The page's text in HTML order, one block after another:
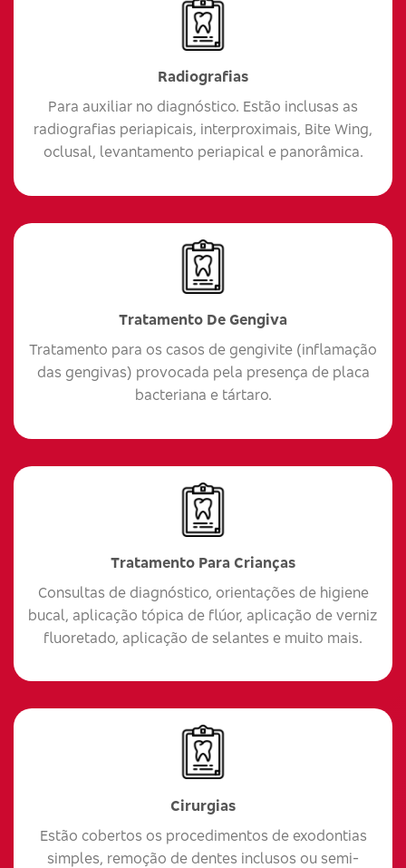
Radiografias
Para auxiliar no diagnóstico. Estão inclusas as
radiografias periapicais, interproximais, Bite Wing,
oclusal, levantamento periapical e panorâmica.
Tratamento De Gengiva
Tratamento para os casos de gengivite (inflamação
das gengivas) provocada pela presença de placa
bacteriana e tártaro.
Tratamento Para Crianças
Consultas de diagnóstico, orientações de higiene
bucal, aplicação tópica de flúor, aplicação de verniz
fluoretado, aplicação de selantes e muito mais.
Cirurgias
Estão cobertos os procedimentos de exodontias
simples, remoção de dentes inclusos ou semi-